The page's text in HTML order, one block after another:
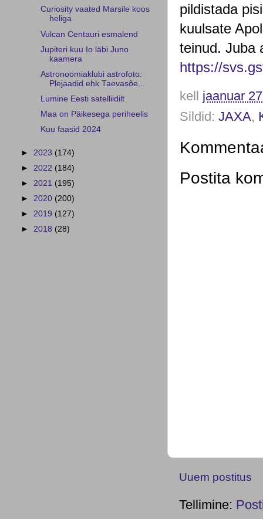
pildistada
kuulsate
teinud. Juba
https://
kell jaanuar
Sildid: JAXA,
Postita
Uuem postitus
Tellimine:
Curiosity vaated Marsile koos
heliga
Vulcan Centauri esmalend
Jupiteri kuu Io läbi Juno
kaamera
Astronoomiaklubi astrofoto:
Plejaadid ehk Taevasõe...
Lumine Eesti satelliidilt
Maa on Päikesega periheelis
Kuu faasid 2024
► 2023 (174)
► 2022 (184)
► 2021 (195)
► 2020 (200)
► 2019 (127)
► 2018 (28)